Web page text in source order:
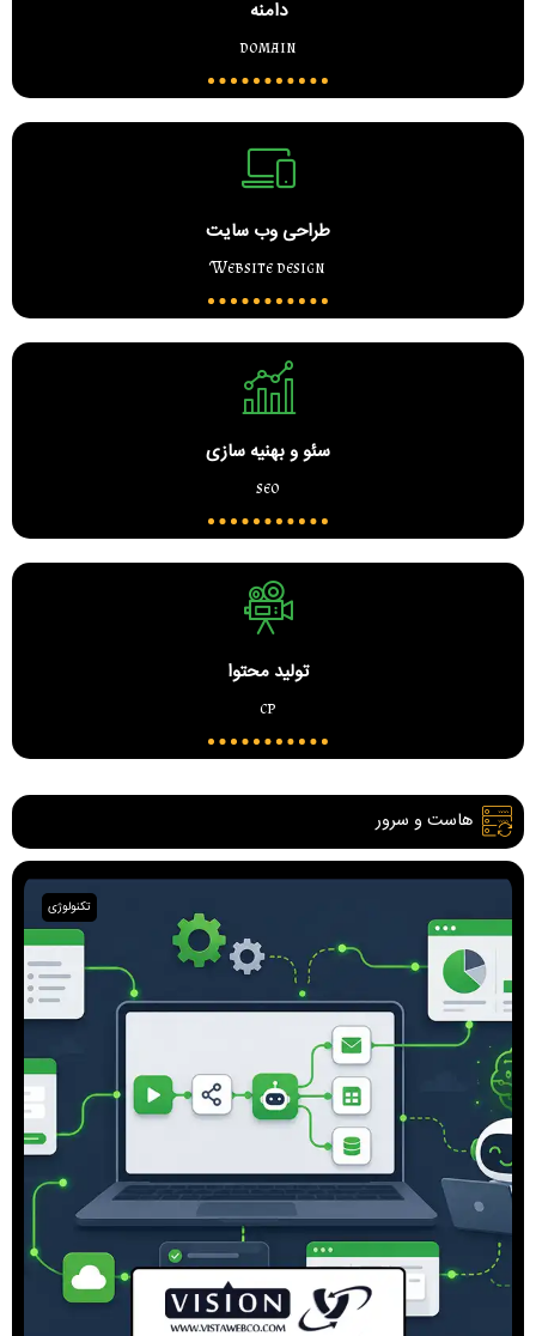
دامنه
domain
طراحی وب سایت
Website design
سئو و بهنیه سازی
seo
تولید محتوا
cp
هاست و سرور
تکنولوژی